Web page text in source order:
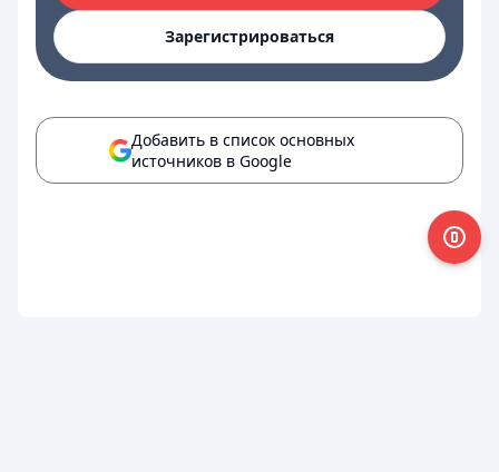
Зарегистрироваться
Добавить в список основных
источников в Google